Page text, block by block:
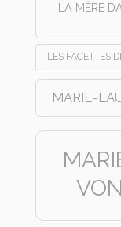
LA MÈRE
LES FACETTES
MARIE-